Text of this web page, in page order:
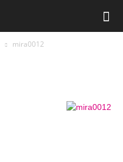
mira0012